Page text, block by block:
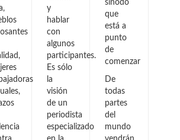
y
hablar
con
algunos
participantes.
Es sólo
la
visión
de un
periodista
especializado
sínodo
que
está a
punto
de
comenzar
De
todas
partes
del
mundo